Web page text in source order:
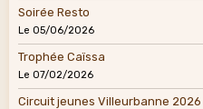
Soirée Resto
Le 05/06/2026
Trophée Caïssa
Le 07/02/2026
Circuit jeunes Villeurbanne 2026